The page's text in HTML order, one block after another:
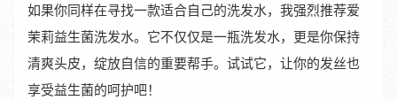
如果你同样在寻找一款适合自己的洗发水，我强烈推荐爱
茉莉益生菌洗发水。它不仅仅是一瓶洗发水，更是你保持
清爽头皮，绽放自信的重要帮手。试试它，让你的发丝也
享受益生菌的呵护吧！